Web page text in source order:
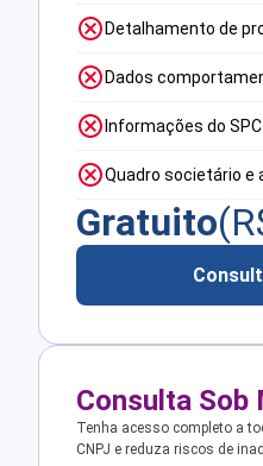
Detalhamento de
Dados
Informações do SPC
Quadro societário e
Gratuito
Consulta Sob
Tenha acesso completo a
CNPJ e reduza riscos de